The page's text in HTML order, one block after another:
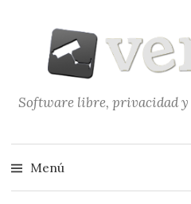
contenido
Software libre, privacidad y
Menú